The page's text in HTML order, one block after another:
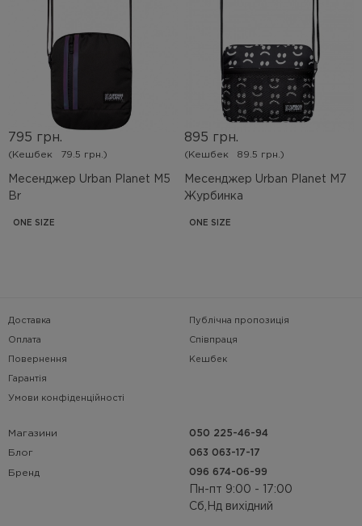
Месенджер Urban Planet M5
Br
795 грн.
(Кешбек 79.5 грн.)
ONE SIZE
Месенджер Urban Planet M7
Журбинка
895 грн.
(Кешбек 89.5 грн.)
ONE SIZE
Доставка
Оплата
Повернення
Гарантія
Умови конфіденційності
Публічна пропозиція
Співпраця
Кешбек
Магазини
Блог
Бренд
050 225-46-94
063 063-17-17
096 674-06-99
Пн-пт 9:00 - 17:00
Сб,Нд вихідний